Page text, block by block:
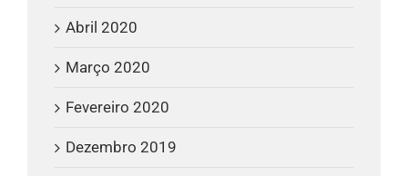
Abril 2020
Março 2020
Fevereiro 2020
Dezembro 2019